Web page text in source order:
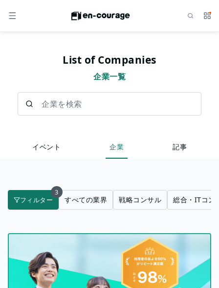
メニュー サ
List of Companies
企業一覧
イベント 企業 記事
フィルター
3
すべての業界 戦略コンサル 総合・ITコン